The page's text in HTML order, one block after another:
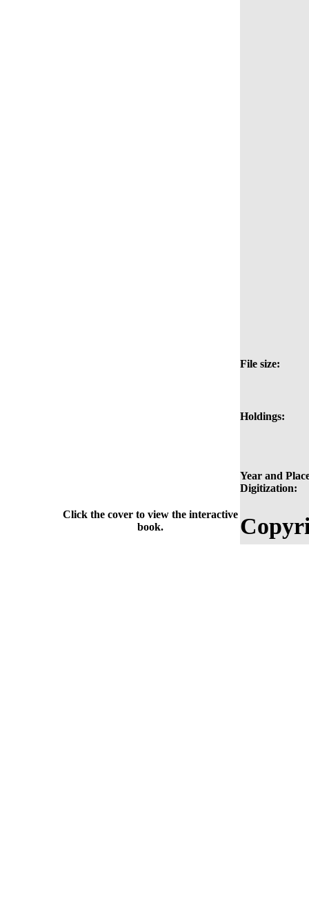
File size:
Holdings:
Year and
Digitization:
Click the cover to view the interactive
book.